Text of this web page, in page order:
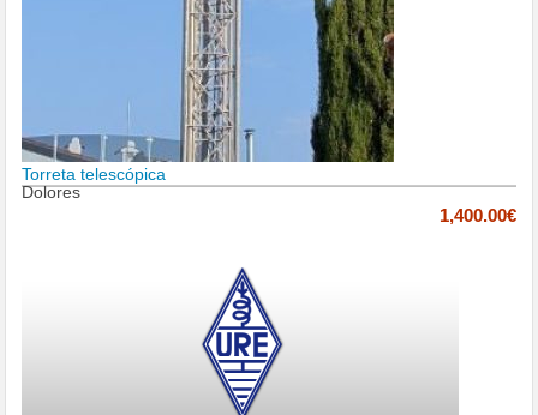
Torreta telescópica
Dolores
1,400.00€